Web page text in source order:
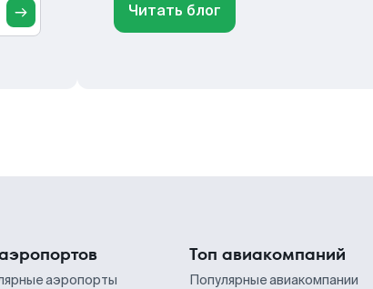
Читать блог
аэропорты
Топ авиакомпаний
Популярные авиакомпании